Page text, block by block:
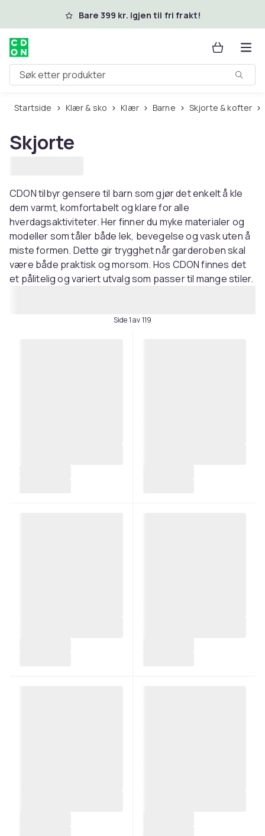
Hopp til hovedinnholdBare 399 kr. igjen til fri frakt!
Søk etter produkter
Startside Klær & sko Klær Barne Skjorte & kofter
Skjorte
CDON tilbyr gensere til barn som gjør det enkelt å kle
dem varmt, komfortabelt og klare for alle
hverdagsaktiviteter. Her finner du myke materialer og
modeller som tåler både lek, bevegelse og vask uten å
miste formen. Dette gir trygghet når garderoben skal
være både praktisk og morsom. Hos CDON finnes det
et pålitelig og variert utvalg som passer til mange stiler.
Side 1 av 119